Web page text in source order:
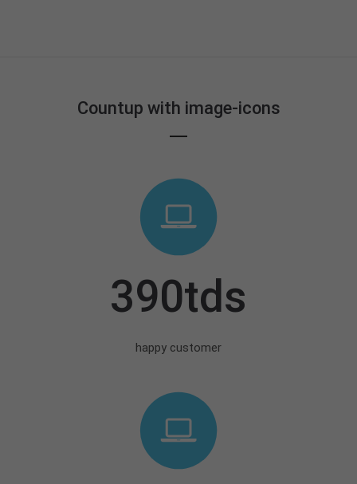
Countup with image-icons
390tds
happy customer